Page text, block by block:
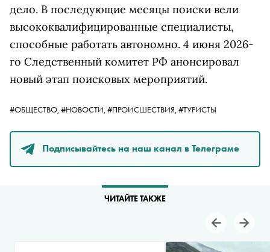
дело. В последующие месяцы поиски вели
высококвалифицированные специалисты,
способные работать автономно. 4 июня 2026-
го Следственный комитет РФ анонсировал
новый этап поисковых мероприятий.
#ОБЩЕСТВО, #НОВОСТИ, #ПРОИСШЕСТВИЯ, #ТУРИСТЫ
Подписывайтесь на наш канал в Телеграме
ЧИТАЙТЕ ТАКЖЕ